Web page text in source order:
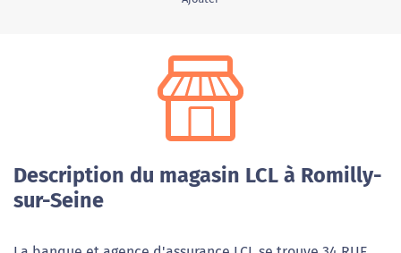
Description du magasin LCL à Romilly-
sur-Seine